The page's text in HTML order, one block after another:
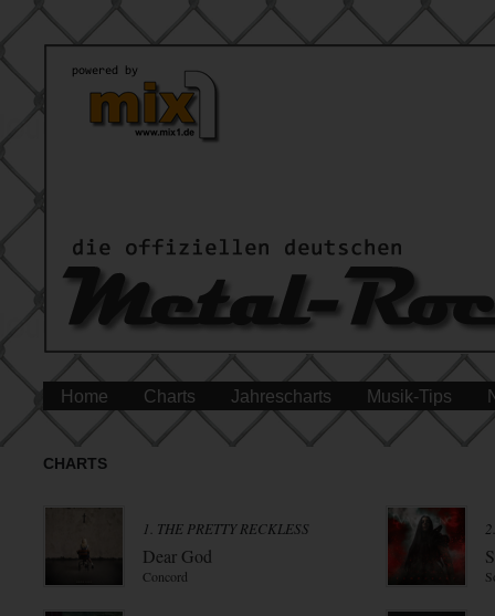
Home Charts Jahrescharts Musik-Tips
CHARTS
1. THE PRETTY RECKLESS
Dear God
Concord